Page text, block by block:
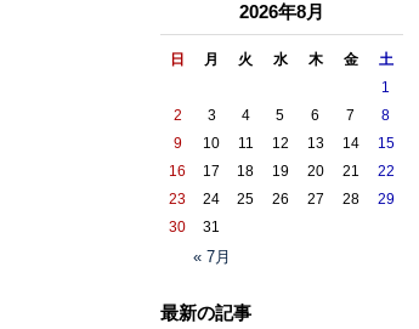
2026年8月
日 月 火 水 木 金 土
« 7月
1
2
3 4 5 6 7
8
9
10 11 12 13 14
15
16
17 18 19 20 21
22
23
24 25 26 27 28
29
30
31
最新の記事